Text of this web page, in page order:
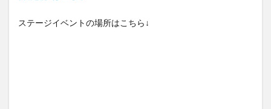
ステージイベントの場所はこちら↓